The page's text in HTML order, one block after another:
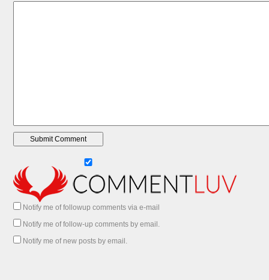
Notify me of followup comments via e-mail
Notify me of follow-up comments by email.
Notify me of new posts by email.